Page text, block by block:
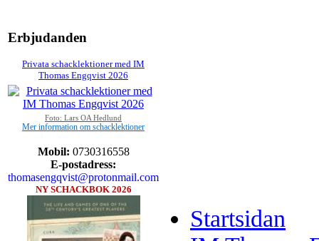
Erbjudanden
Privata schacklektioner med IM
Thomas Engqvist 2026
Foto: Lars OA Hedlund
Mer information om schacklektioner
Mobil: 0730316558
E-postadress:
thomasengqvist@protonmail.com
NY SCHACKBOK 2026
Startsidan